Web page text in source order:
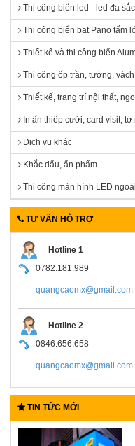
Thi công biển led - led đa sắc
Thi công biển bạt Pano tấm
Thiết kế và thi công biển
Thi công ốp trần, tường,
Thiết kế, trang trí nội thất,
In ấn thiếp cưới, card visit, tờ
Dịch vụ khác
Khắc dấu, ấn phẩm
Thi công màn hình LED
TƯ VẤN HỖ TRỢ
Hotline 1
0782.181.989
quangcaomx@gmail.com
Hotline 2
0846.656.658
quangcaomx@gmail.com
TIN TỨC MỚI